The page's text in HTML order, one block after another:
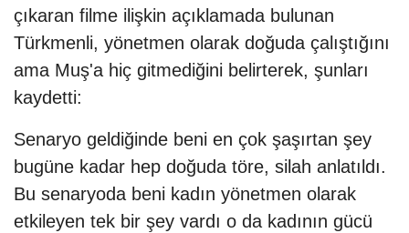
çıkaran filme ilişkin açıklamada bulunan
Türkmenli, yönetmen olarak doğuda çalıştığını
ama Muş'a hiç gitmediğini belirterek, şunları
kaydetti:
Senaryo geldiğinde beni en çok şaşırtan şey
bugüne kadar hep doğuda töre, silah anlatıldı.
Bu senaryoda beni kadın yönetmen olarak
etkileyen tek bir şey vardı o da kadının gücü